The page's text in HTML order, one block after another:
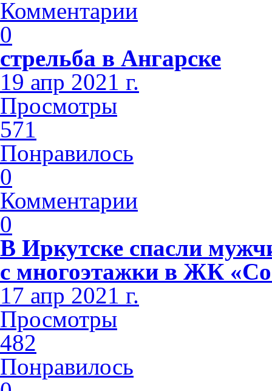
Комментарии
0
стрельба в Ангарске
19 апр 2021 г.
Просмотры
571
Понравилось
0
Комментарии
0
В Иркутске спасли
с многоэтажки в ЖК
17 апр 2021 г.
Просмотры
482
Понравилось